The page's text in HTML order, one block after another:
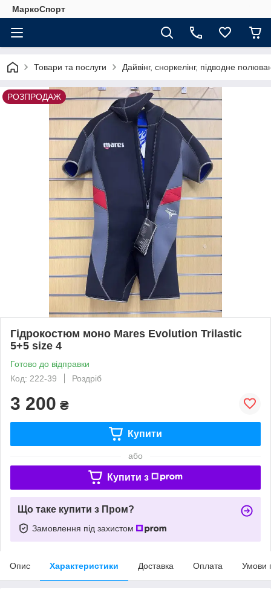
МаркоСпорт
Товари та послуги Дайвінг, сноркелінг, підводне
РОЗПРОДАЖ
Гідрокостюм моно Mares Evolution Trilastic
5+5 size 4
Готово до відправки
Код: 222-39
Роздріб
3 200 ₴
Купити
або
Купити з
Що таке купити з Пром?
Замовлення під захистом
Опис Характеристики Доставка Оплата Умови